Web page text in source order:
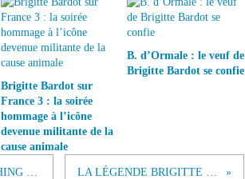
Brigitte Bardot sur
France 3 : la soirée
hommage à l’icône
devenue militante de la
cause animale
B. d’Ormale : le veuf de
Brigitte Bardot se confie
DÉCOUVREZ LA BRIGITTE BARDOT CLOTHING COLLECTION LA LÉGENDE BRIGITTE BARDOT